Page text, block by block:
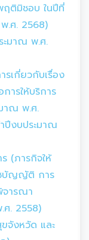
ฤติมิชอบ ในปีที่
.ศ. 2568)
ะมาณ พ.ศ.
รเกี่ยวกับเรื่อง
ารให้บริการ
าณ พ.ศ.
ปีงบประมาณ
(ภารกิจให้
ชบัญญัติ การ
จารณา
. 2558)
จังหวัด และ